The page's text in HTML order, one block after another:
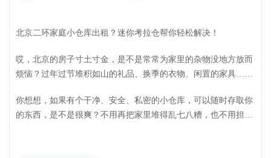
北京二环家庭小仓库出租？迷你考拉仓帮你轻松解决！
哎，北京的房子寸土寸金，是不是常常为家里的杂物没地方放而
烦恼？过年过节堆积如山的礼品、换季的衣物、闲置的家具……
你考拉仓来帮你！我们可不是普通的仓库出租，我们是北京专业
的私人物品自助存储企业，给你提供方便、安全、贴心的家庭小
你想想，如果有个干净、安全、私密的小仓库，可以随时存取你
的东西，是不是很爽？不用再把家里堆得乱七八糟，也不用担心